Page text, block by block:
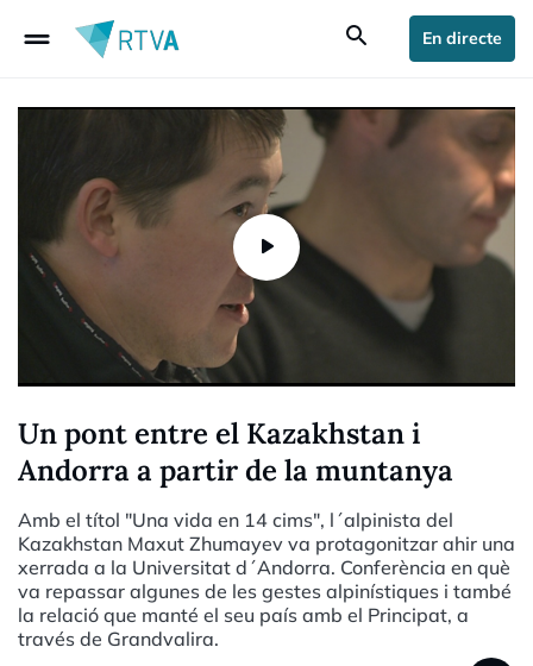
drag_handle search En directe
Un pont entre el Kazakhstan i
Andorra a partir de la muntanya
Amb el títol "Una vida en 14 cims", l´alpinista del
Kazakhstan Maxut Zhumayev va protagonitzar ahir una
xerrada a la Universitat d´Andorra. Conferència en què
va repassar algunes de les gestes alpinístiques i també
la relació que manté el seu país amb el Principat, a
través de Grandvalira.